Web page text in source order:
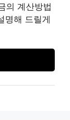
의 계산방법
명해 드릴게